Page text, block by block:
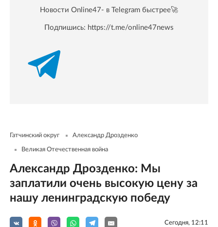
Новости Online47- в Telegram быстрее🚀
Подпишись: https://t.me/online47news
Гатчинский округ Александр Дрозденко
Великая Отечественная война
Александр Дрозденко: Мы
заплатили очень высокую цену за
нашу ленинградскую победу
Сегодня, 12:11